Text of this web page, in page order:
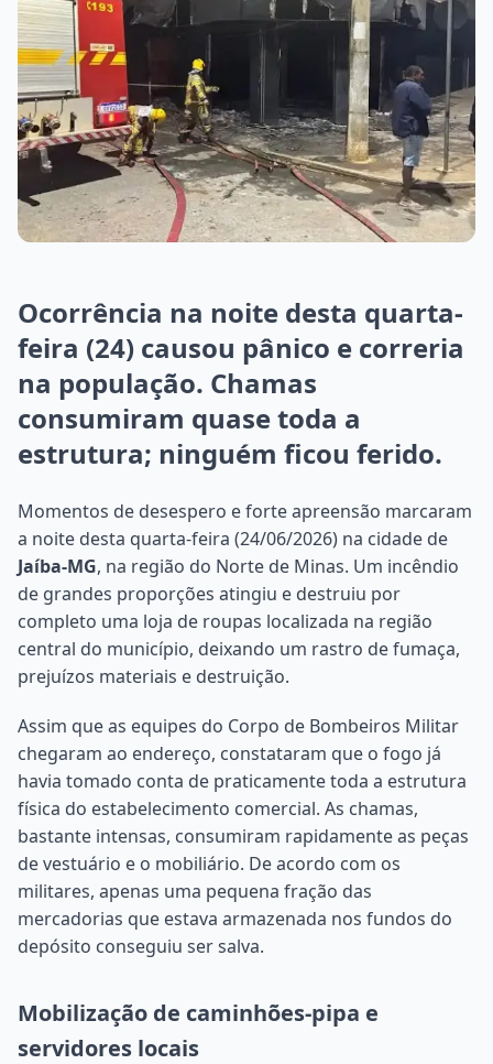
Ocorrência na noite desta quarta-
feira (24) causou pânico e correria
na população. Chamas
consumiram quase toda a
estrutura; ninguém ficou ferido.
Momentos de desespero e forte apreensão marcaram
a noite desta quarta-feira (24/06/2026) na cidade de
Jaíba-MG, na região do Norte de Minas. Um incêndio
de grandes proporções atingiu e destruiu por
completo uma loja de roupas localizada na região
central do município, deixando um rastro de fumaça,
prejuízos materiais e destruição.
Assim que as equipes do Corpo de Bombeiros Militar
chegaram ao endereço, constataram que o fogo já
havia tomado conta de praticamente toda a estrutura
física do estabelecimento comercial. As chamas,
bastante intensas, consumiram rapidamente as peças
de vestuário e o mobiliário. De acordo com os
militares, apenas uma pequena fração das
mercadorias que estava armazenada nos fundos do
depósito conseguiu ser salva.
Mobilização de caminhões-pipa e
servidores locais